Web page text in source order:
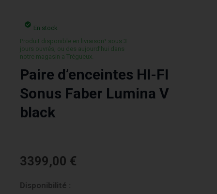
En stock
Produit disponible en livraison¹ sous 3
jours ouvrés, ou des aujourd’hui dans
notre magasin a Trégueux.
Paire d’enceintes HI-FI
Sonus Faber Lumina V
black
3399,00 €
Disponibilité :
quantité